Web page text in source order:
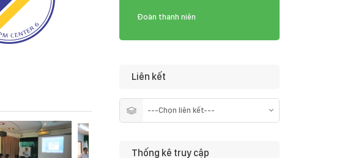
Đoàn thanh niên
Liên kết
Thống kê truy cập